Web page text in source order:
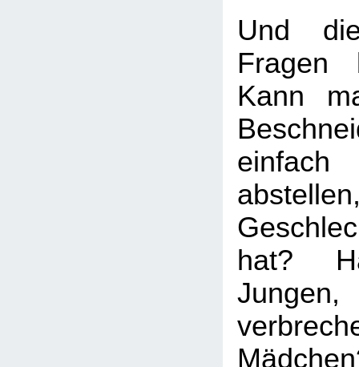
Und
Fragen
Kann
hat?
Jungen,